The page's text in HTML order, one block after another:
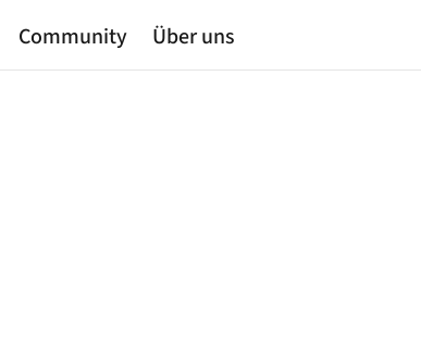
Community Über uns